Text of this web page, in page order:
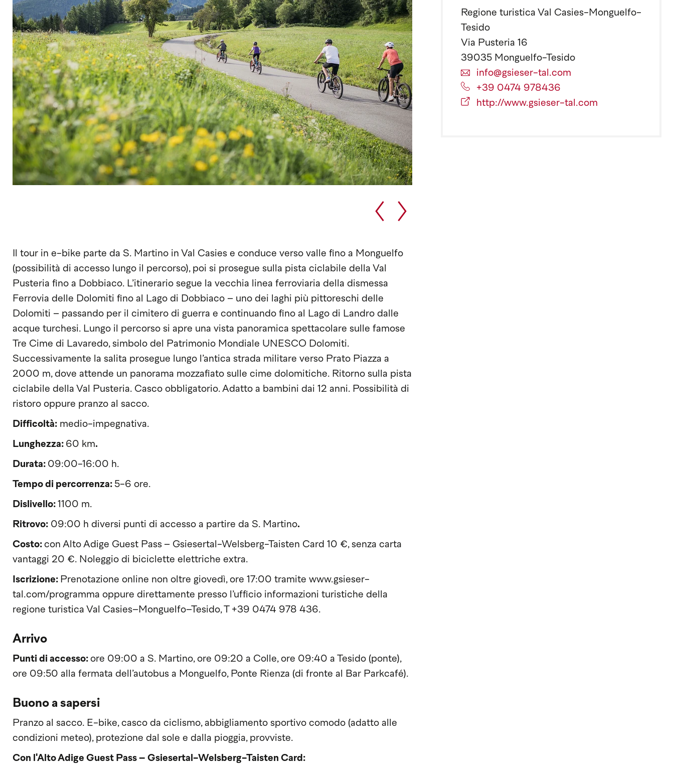
Il tour in e-bike parte da S. Martino in Val Casies e conduce verso valle fino a Monguelfo
(possibilità di accesso lungo il percorso), poi si prosegue sulla pista ciclabile della Val
Pusteria fino a Dobbiaco. L’itinerario segue la vecchia linea ferroviaria della dismessa
Ferrovia delle Dolomiti fino al Lago di Dobbiaco – uno dei laghi più pittoreschi delle
Dolomiti – passando per il cimitero di guerra e continuando fino al Lago di Landro dalle
acque turchesi. Lungo il percorso si apre una vista panoramica spettacolare sulle famose
Tre Cime di Lavaredo, simbolo del Patrimonio Mondiale UNESCO Dolomiti.
Successivamente la salita prosegue lungo l’antica strada militare verso Prato Piazza a
2000 m, dove attende un panorama mozzafiato sulle cime dolomitiche. Ritorno sulla pista
ciclabile della Val Pusteria. Casco obbligatorio. Adatto a bambini dai 12 anni. Possibilità di
ristoro oppure pranzo al sacco.
Difficoltà: medio-impegnativa.
Lunghezza: 60 km.
Durata: 09:00-16:00 h.
Tempo di percorrenza: 5-6 ore.
Dislivello: 1100 m.
Ritrovo: 09:00 h diversi punti di accesso a partire da S. Martino.
Costo: con Alto Adige Guest Pass – Gsiesertal-Welsberg-Taisten Card 10 €, senza carta
vantaggi 20 €. Noleggio di biciclette elettriche extra.
Iscrizione: Prenotazione online non oltre giovedì, ore 17:00 tramite www.gsieser-
tal.com/programma oppure direttamente presso l’ufficio informazioni turistiche della
regione turistica Val Casies–Monguelfo–Tesido, T +39 0474 978 436.
Arrivo
Punti di accesso: ore 09:00 a S. Martino, ore 09:20 a Colle, ore 09:40 a Tesido (ponte),
ore 09:50 alla fermata dell’autobus a Monguelfo, Ponte Rienza (di fronte al Bar Parkcafé).
Buono a sapersi
Pranzo al sacco. E-bike, casco da ciclismo, abbigliamento sportivo comodo (adatto alle
condizioni meteo), protezione dal sole e dalla pioggia, provviste.
Con l'Alto Adige Guest Pass – Gsiesertal-Welsberg-Taisten Card:
Regione turistica Val Casies-Monguelfo-
Tesido
Via Pusteria 16
39035 Monguelfo-Tesido
info@gsieser-tal.com
+39 0474 978436
http://www.gsieser-tal.com